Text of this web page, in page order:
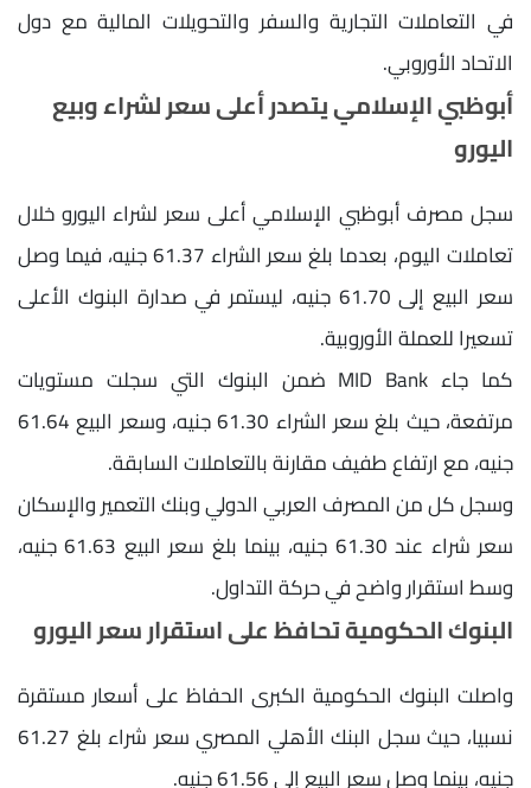
في التعاملات التجارية والسفر والتحويلات المالية مع دول
الاتحاد الأوروبي.
أبوظبي الإسلامي يتصدر أعلى سعر لشراء وبيع
اليورو
سجل مصرف أبوظبي الإسلامي أعلى سعر لشراء اليورو خلال
تعاملات اليوم، بعدما بلغ سعر الشراء 61.37 جنيه، فيما وصل
سعر البيع إلى 61.70 جنيه، ليستمر في صدارة البنوك الأعلى
تسعيرا للعملة الأوروبية.
كما جاء MID Bank ضمن البنوك التي سجلت مستويات
مرتفعة، حيث بلغ سعر الشراء 61.30 جنيه، وسعر البيع 61.64
جنيه، مع ارتفاع طفيف مقارنة بالتعاملات السابقة.
وسجل كل من المصرف العربي الدولي وبنك التعمير والإسكان
سعر شراء عند 61.30 جنيه، بينما بلغ سعر البيع 61.63 جنيه،
وسط استقرار واضح في حركة التداول.
البنوك الحكومية تحافظ على استقرار سعر اليورو
واصلت البنوك الحكومية الكبرى الحفاظ على أسعار مستقرة
نسبيا، حيث سجل البنك الأهلي المصري سعر شراء بلغ 61.27
جنيه، بينما وصل سعر البيع إلى 61.56 جنيه.